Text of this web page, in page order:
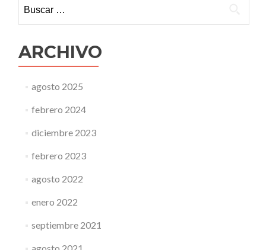
ARCHIVO
agosto 2025
febrero 2024
diciembre 2023
febrero 2023
agosto 2022
enero 2022
septiembre 2021